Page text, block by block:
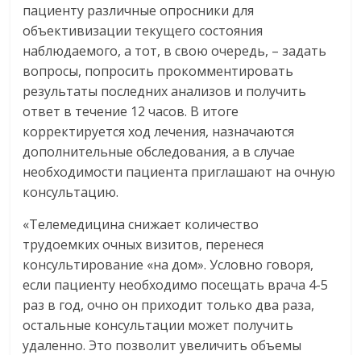
пациенту различные опросники для
объективизации текущего состояния
наблюдаемого, а тот, в свою очередь, – задать
вопросы, попросить прокомментировать
результаты последних анализов и получить
ответ в течение 12 часов. В итоге
корректируется ход лечения, назначаются
дополнительные обследования, а в случае
необходимости пациента приглашают на очную
консультацию.
«Телемедицина снижает количество
трудоемких очных визитов, перенеся
консультирование «на дом». Условно говоря,
если пациенту необходимо посещать врача 4-5
раз в год, очно он приходит только два раза,
остальные консультации может получить
удаленно. Это позволит увеличить объемы